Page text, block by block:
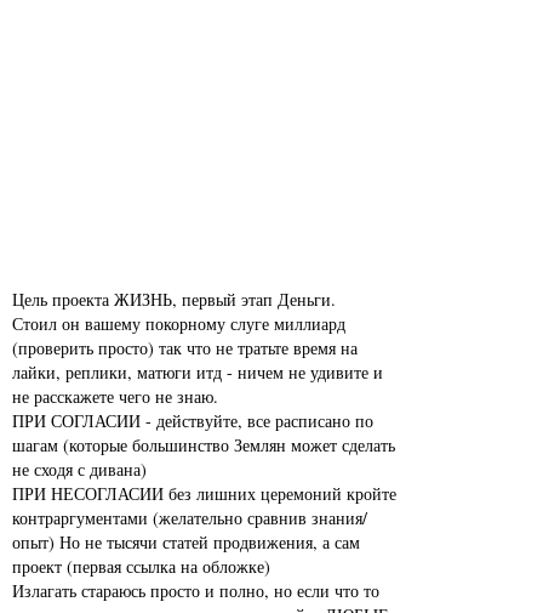
Цель проекта ЖИЗНЬ, первый этап Деньги.
Стоил он вашему покорному слуге миллиард
(проверить просто) так что не тратьте время на
лайки, реплики, матюги итд - ничем не удивите и
не расскажете чего не знаю.
ПРИ СОГЛАСИИ - действуйте, все расписано по
шагам (которые большинство Землян может сделать
не сходя с дивана)
ПРИ НЕСОГЛАСИИ без лишних церемоний кройте
контраргументами (желательно сравнив знания/
опыт) Но не тысячи статей продвижения, а сам
проект (первая ссылка на обложке)
Излагать стараюсь просто и полно, но если что то